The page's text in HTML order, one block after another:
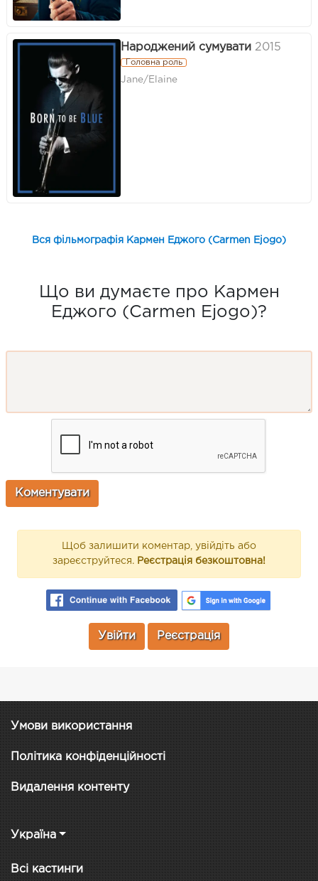
Народжений сумувати 2015
Головна роль
Jane/Elaine
Вся фільмографія Кармен Еджого (Carmen Ejogo)
Що ви думаєте про Кармен
Еджого (Carmen Ejogo)?
Щоб залишити коментар, увійдіть або
зареєструйтеся. Реєстрація безкоштовна!
Увійти Реєстрація
Умови використання
Політика конфіденційності
Видалення контенту
Україна
Всі кастинги